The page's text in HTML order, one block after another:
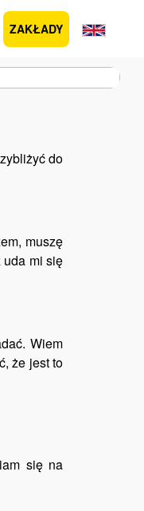
ZAKŁADY
do
muszę
uda mi się
Wiem
że jest to
się na